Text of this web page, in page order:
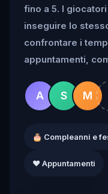
fino a 5. I
inseguire lo
confrontare i
appuntamenti,
A S M
🎂 Compleanni e
❤️ Appuntamenti